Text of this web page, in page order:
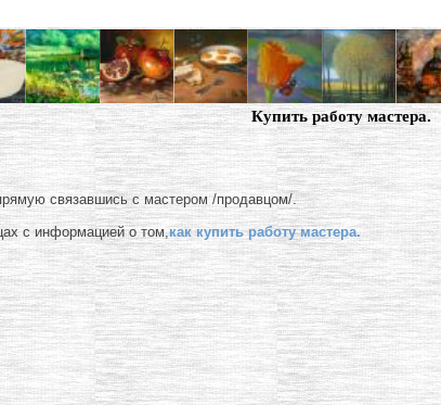
Купить работу мастера.
связавшись с мастером /продавцом/.
с информацией о том,как купить работу мастера.